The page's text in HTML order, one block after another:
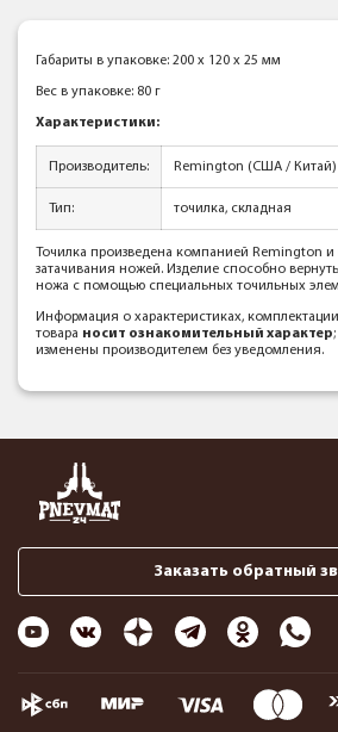
Габариты в упаковке: 200 x 120 x 25 мм
Вес в упаковке: 80 г
Характеристики:
Производитель: Remington (США / Китай)
Тип: точилка, складная
Точилка произведена компанией Remington и
затачивания ножей. Изделие способно
ножа с помощью специальных точильных
Информация о характеристиках,
товара носит ознакомительный характер
изменены производителем без уведомления.
Заказать обратный